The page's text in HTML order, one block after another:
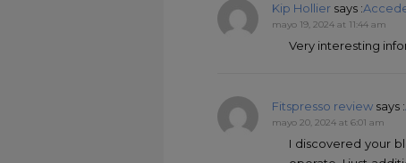
Kip Hollier says :
mayo 19, 2024 at 11:44 am
Very interesting
Fitspresso review says :
mayo 20, 2024 at 6:01 am
I discovered your